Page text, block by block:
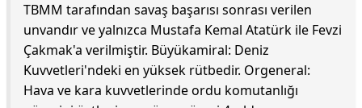
TBMM tarafından savaş başarısı sonrası verilen
unvandır ve yalnızca Mustafa Kemal Atatürk ile Fevzi
Çakmak'a verilmiştir. Büyükamiral: Deniz
Kuvvetleri'ndeki en yüksek rütbedir. Orgeneral:
Hava ve kara kuvvetlerinde ordu komutanlığı